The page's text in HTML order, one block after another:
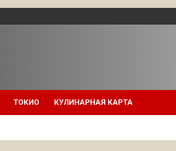
ТОКИО КУЛИНАРНАЯ КАРТА